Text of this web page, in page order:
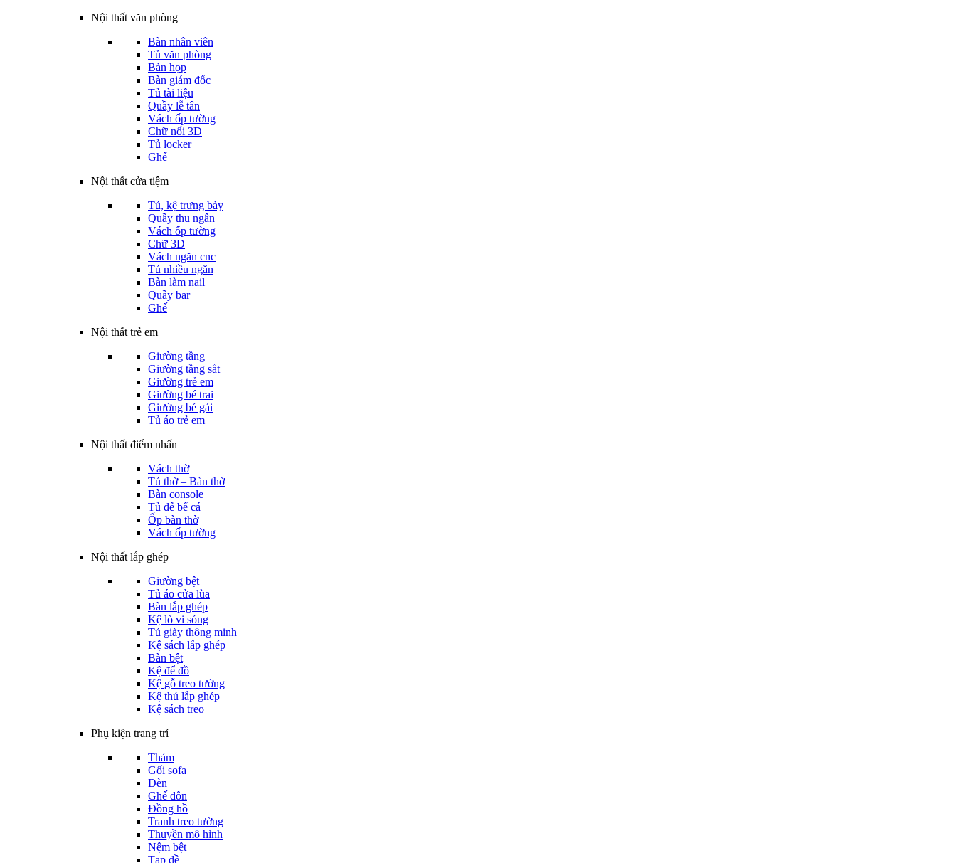
Nội thất văn phòng
Bàn nhân viên
Tủ văn phòng
Bàn họp
Bàn giám đốc
Tủ tài liệu
Quầy lễ tân
Vách ốp tường
Chữ nổi 3D
Tủ locker
Ghế
Nội thất cửa tiệm
Tủ, kệ trưng bày
Quầy thu ngân
Vách ốp tường
Chữ 3D
Vách ngăn cnc
Tủ nhiều ngăn
Bàn làm nail
Quầy bar
Ghế
Nội thất trẻ em
Giường tầng
Giường tầng sắt
Giường trẻ em
Giường bé trai
Giường bé gái
Tủ áo trẻ em
Nội thất điểm nhấn
Vách thờ
Tủ thờ – Bàn thờ
Bàn console
Tủ để bể cá
Ốp bàn thờ
Vách ốp tường
Nội thất lắp ghép
Giường bệt
Tủ áo cửa lùa
Bàn lắp ghép
Kệ lò vi sóng
Tủ giày thông minh
Kệ sách lắp ghép
Bàn bệt
Kệ để đồ
Kệ gỗ treo tường
Kệ thú lắp ghép
Kệ sách treo
Phụ kiện trang trí
Thảm
Gối sofa
Đèn
Ghế đôn
Đồng hồ
Tranh treo tường
Thuyền mô hình
Nệm bệt
Tạp dề